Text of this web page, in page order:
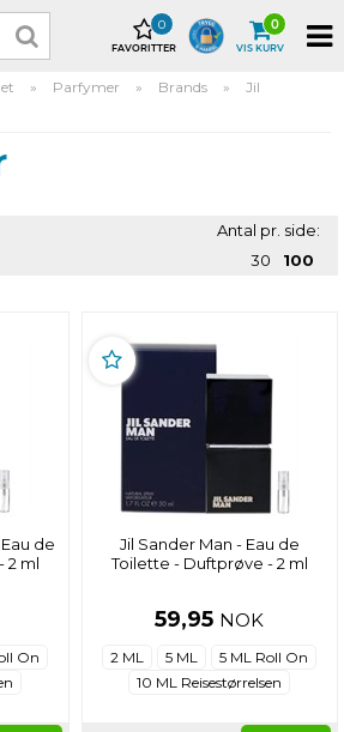
FAVORITTER
0
VIS KURV
0
» Parfymer » Brands »
Jil
Antal pr. side:
30
100
de
2 ml
On
Jil Sander Man - Eau de
Toilette - Duftprøve - 2 ml
59,95 NOK
2 ML 5 ML
5 ML Roll On
10 ML Reisestørrelsen